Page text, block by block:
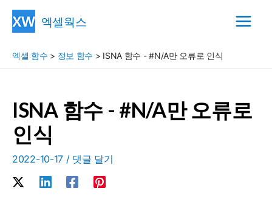
엑셀웍스
엑셀 함수 > 정보 함수 > ISNA 함수 - #N/A만 오류로 인식
ISNA 함수 - #N/A만 오류로
인식
2022-10-17 / 댓글 달기